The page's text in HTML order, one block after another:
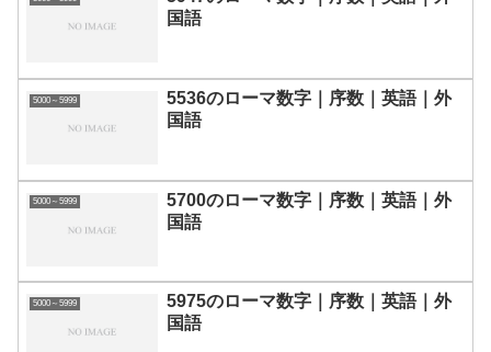
国語
5000～5999
5536のローマ数字｜序数｜英語｜外
国語
5000～5999
5700のローマ数字｜序数｜英語｜外
国語
5000～5999
5975のローマ数字｜序数｜英語｜外
国語